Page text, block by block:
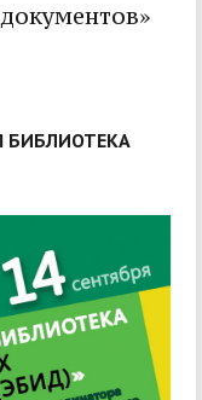
БИБЛИОТЕКА